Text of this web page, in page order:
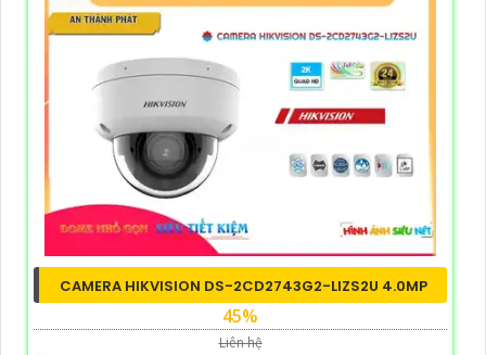
CAMERA HIKVISION DS-2CD2743G2-LIZS2U 4.0MP
45%
Liên hệ